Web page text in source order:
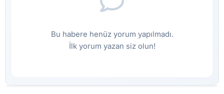
Bu habere henüz yorum yapılmadı.
İlk yorum yazan siz olun!